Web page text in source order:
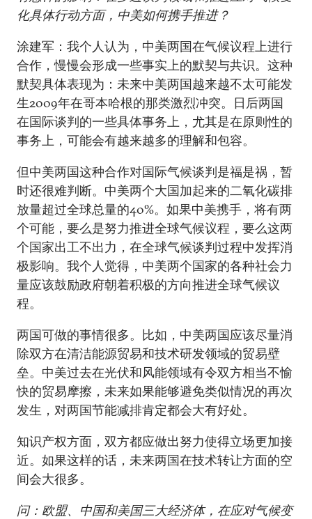
化具体行动方面，中美如何携手推进？
涂建军：我个人认为，中美两国在气候议程上进行
合作，慢慢会形成一些事实上的默契与共识。这种
默契具体表现为：未来中美两国越来越不太可能发
生2009年在哥本哈根的那类激烈冲突。日后两国
在国际谈判的一些具体事务上，尤其是在原则性的
事务上，可能会有越来越多的理解和包容。
但中美两国这种合作对国际气候谈判是福是祸，暂
时还很难判断。中美两个大国加起来的二氧化碳排
放量超过全球总量的40%。如果中美携手，将有两
个可能，要么是努力推进全球气候议程，要么这两
个国家出工不出力，在全球气候谈判过程中发挥消
极影响。我个人觉得，中美两个国家的各种社会力
量应该鼓励政府朝着积极的方向推进全球气候议
程。
两国可做的事情很多。比如，中美两国应该尽量消
除双方在清洁能源贸易和技术研发领域的贸易壁
垒。中美过去在光伏和风能领域有令双方相当不愉
快的贸易摩擦，未来如果能够避免类似情况的再次
发生，对两国节能减排肯定都会大有好处。
知识产权方面，双方都应做出努力使得立场更加接
近。如果这样的话，未来两国在技术转让方面的空
间会大很多。
问：欧盟、中国和美国三大经济体，在应对气候变